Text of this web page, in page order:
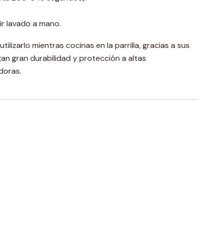
lavado a mano.
mientras cocinas en la parrilla, gracias a sus
gran durabilidad y protección a altas